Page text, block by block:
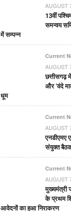
AUGUST
13वीं
समन्वय
में सम्पन्न
Current
AUGUST
छत्तीसगढ़
और ‘वंदे
धूम
Current
AUGUST
एनडीएमए
संयुक्त
Current
AUGUST
मुख्यमंत्री
के प्रथम
आवेदनों का हुआ निराकरण